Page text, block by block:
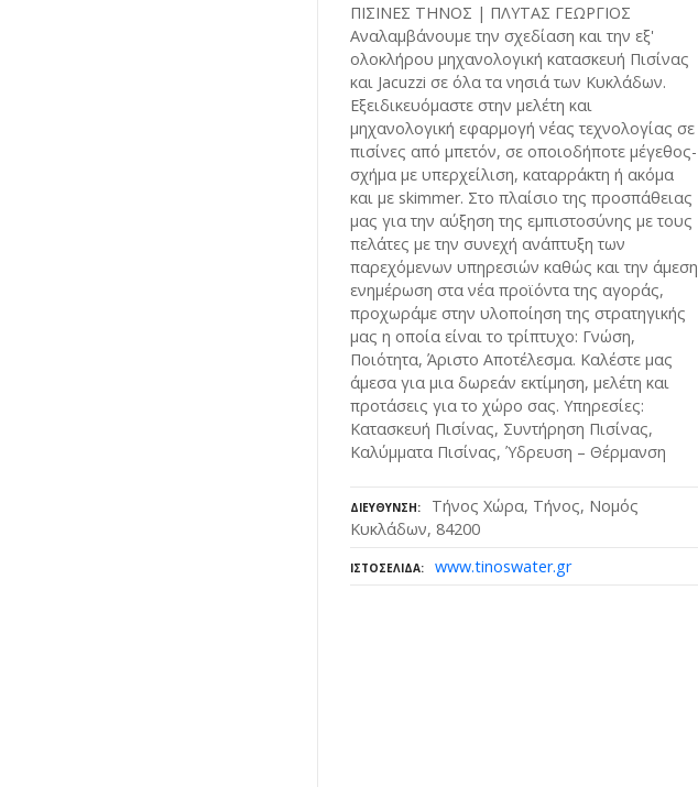
ΠΙΣΙΝΕΣ ΤΗΝΟΣ | ΠΛΥΤΑΣ ΓΕΩΡΓΙΟΣ
Αναλαμβάνουμε την σχεδίαση και την εξ'
ολοκλήρου μηχανολογική κατασκευή Πισίνας
και Jacuzzi σε όλα τα νησιά των Κυκλάδων.
Εξειδικευόμαστε στην μελέτη και
μηχανολογική εφαρμογή νέας τεχνολογίας σε
πισίνες από μπετόν, σε οποιοδήποτε μέγεθος-
σχήμα με υπερχείλιση, καταρράκτη ή ακόμα
και με skimmer. Στο πλαίσιο της προσπάθειας
μας για την αύξηση της εμπιστοσύνης με τους
πελάτες με την συνεχή ανάπτυξη των
παρεχόμενων υπηρεσιών καθώς και την άμεση
ενημέρωση στα νέα προϊόντα της αγοράς,
προχωράμε στην υλοποίηση της στρατηγικής
μας η οποία είναι το τρίπτυχο: Γνώση,
Ποιότητα, Άριστο Αποτέλεσμα. Καλέστε μας
άμεσα για μια δωρεάν εκτίμηση, μελέτη και
προτάσεις για το χώρο σας. Υπηρεσίες:
Κατασκευή Πισίνας, Συντήρηση Πισίνας,
Καλύμματα Πισίνας, Ύδρευση – Θέρμανση
ΔΙΕΎΘΥΝΣΗ
Τήνος Χώρα, Τήνος, Νομός
Κυκλάδων, 84200
ΙΣΤΟΣΕΛΊΔΑ www.tinoswater.gr